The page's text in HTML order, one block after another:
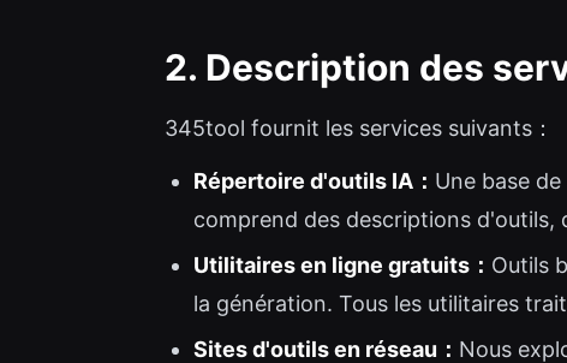
2. Description des
345tool fournit les services suivants：
Répertoire d'outils IA： Une base
comprend des descriptions d'outils,
Utilitaires en ligne gratuits： Outils
la génération. Tous les utilitaires
Sites d'outils en réseau： Nous